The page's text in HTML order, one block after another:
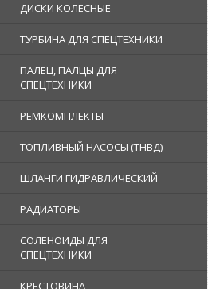
ДИСКИ КОЛЕСНЫЕ
ТУРБИНА ДЛЯ СПЕЦТЕХНИКИ
ПАЛЕЦ, ПАЛЦЫ ДЛЯ
СПЕЦТЕХНИКИ
РЕМКОМПЛЕКТЫ
ТОПЛИВНЫЙ НАСОСЫ (ТНВД)
ШЛАНГИ ГИДРАВЛИЧЕСКИЙ
РАДИАТОРЫ
СОЛЕНОИДЫ ДЛЯ
СПЕЦТЕХНИКИ
КРЕСТОВИНА